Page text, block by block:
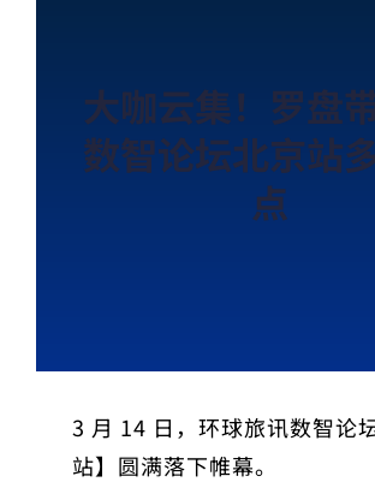
大咖云集！罗盘
数智论坛北京站
点
3 月 14 日，环球旅讯数智论
站】圆满落下帷幕。